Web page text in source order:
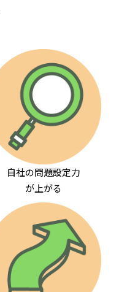
自社の問題設定力
が上がる